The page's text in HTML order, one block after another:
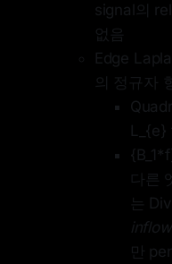
signal의
없음
Edge
의 정규자
L_{e}
다른
는
만